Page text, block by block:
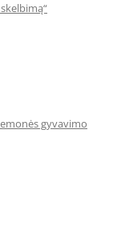
gyvavimo